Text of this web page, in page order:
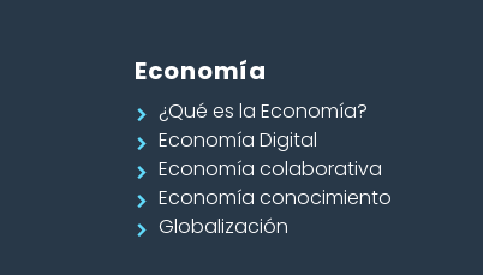
Economía
¿Qué es la Economía?
Economía Digital
Economía colaborativa
Economía conocimiento
Globalización